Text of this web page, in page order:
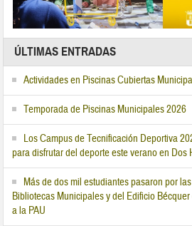
ÚLTIMAS ENTRADAS
Actividades en Piscinas Cubiertas
Temporada de Piscinas Municipales 2026
Los Campus de Tecnificación Deportiva
para disfrutar del deporte este verano en Dos
Más de dos mil estudiantes pasaron por
Bibliotecas Municipales y del Edificio
a la PAU